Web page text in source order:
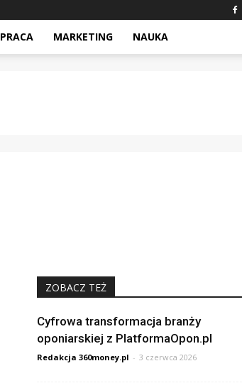
PRACA MARKETING NAUKA
ZOBACZ TEŻ
Cyfrowa transformacja branży
oponiarskiej z PlatformaOpon.pl
Redakcja 360money.pl - 3 czerwca 2026